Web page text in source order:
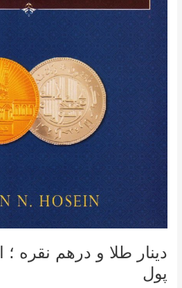
دینار طلا و درهم نقره ؛
پول